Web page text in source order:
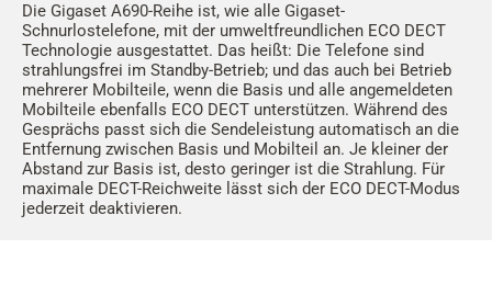
Die Gigaset A690-Reihe ist, wie alle Gigaset-
Schnurlostelefone, mit der umweltfreundlichen ECO DECT
Technologie ausgestattet. Das heißt: Die Telefone sind
strahlungsfrei im Standby-Betrieb; und das auch bei Betrieb
mehrerer Mobilteile, wenn die Basis und alle angemeldeten
Mobilteile ebenfalls ECO DECT unterstützen. Während des
Gesprächs passt sich die Sendeleistung automatisch an die
Entfernung zwischen Basis und Mobilteil an. Je kleiner der
Abstand zur Basis ist, desto geringer ist die Strahlung. Für
maximale DECT-Reichweite lässt sich der ECO DECT-Modus
jederzeit deaktivieren.